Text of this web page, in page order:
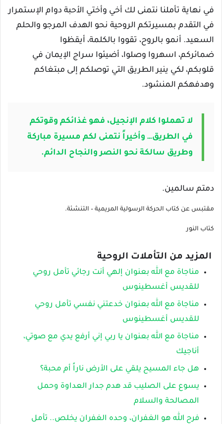
في نهاية تأملنا نتمنى لك أخي وأختي الأحبة دوام الإستمرار
في التقدم بمسيرتكم الروحية نحو الهدف المرجو والحلم
السعيد. أنمو بالروح، تقووا بالكلمة، أيقظوا
ضمائركم، اسهروا وصلوا، أضيئوا سراج الإيمان في
قلوبكم، لكي ينير الطريق التي توصلكم إلى مبتغاكم
وهدفهكم المنشود.
لا تهملوا كلام الإنجيل، فهو غذائكم وقوتكم
في الطريق… وأخيراً نتمنى لكم مسيرة مباركة
وطريق سالكة نحو النصر والنجاح الدائم.
دمتم سالمين.
مقتبس عن كتاب الحركة الرسولية المريمية – التنشئة.
كتاب النور
المزيد من التأملات الروحية
مناجاة مع الله بعنوان إلهي أنت رجائي تأمل روحي
للقديس أغسطينوس
مناجاة مع الله بعنوان خدعتني نفسي تأمل روحي
للقديس أغسطينوس
مناجاة مع الله بعنوان يا ربي إني أرفع يدي مع صوتي،
أناجيك
هل جاء المسيح يلقي على الأرض ناراً أم محبة؟
يسوع على الصليب قد هدم جدار العداوة وحمل
المصالحة والسلام
فرح الله هو الغفران، وحده الغفران يخلص.. تأمل